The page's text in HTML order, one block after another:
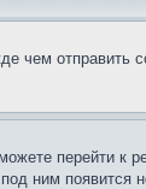
чем отправить
перейти к
ним появится